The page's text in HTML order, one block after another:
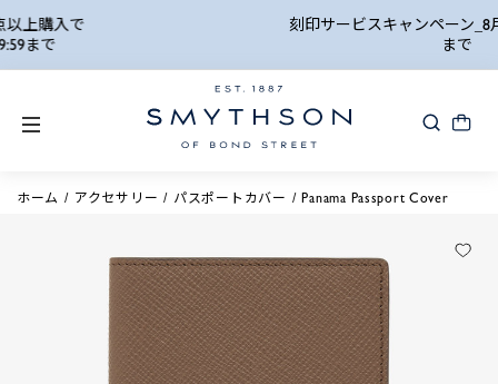
刻印サービスキャンペーン_8月24日(月) 10:00AM
ホーム アクセサリー パスポートカバー Panama Passport Cover